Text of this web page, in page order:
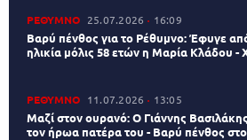
ΡΕΘΥΜΝΟ 25.07.2026 16:09
Βαρύ πένθος για το Ρέθυμνο: Έφυγε
ηλικία μόλις 58 ετών η Μαρία Κλάδου -
ΡΕΘΥΜΝΟ 11.07.2026 13:05
Μαζί στον ουρανό: Ο Γιάννης
τον ήρωα πατέρα του - Βαρύ πένθος